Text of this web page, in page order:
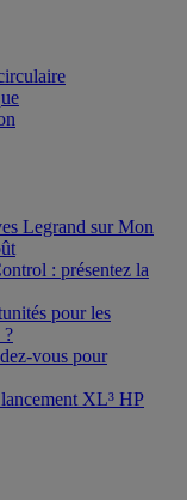
Legrand sur Mon
: présentez la
pour les
?
vous pour
XL³ HP